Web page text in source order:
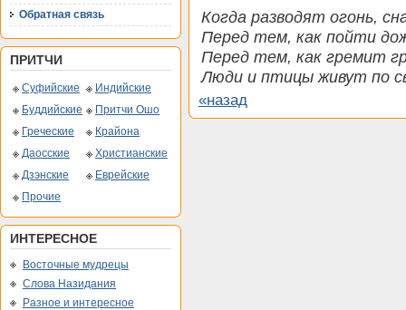
Обратная связь
ПРИТЧИ
Суфийские
Индийские
Буддийские
Притчи Ошо
Греческие
Крайона
Даосские
Христианские
Дзэнские
Еврейские
Прочие
ИНТЕРЕСНОЕ
Восточные мудрецы
Слова Назидания
Разное и интересное
Когда разводят огонь,
Перед тем, как пойти
Перед тем, как гремит
Люди и птицы живут по
«назад